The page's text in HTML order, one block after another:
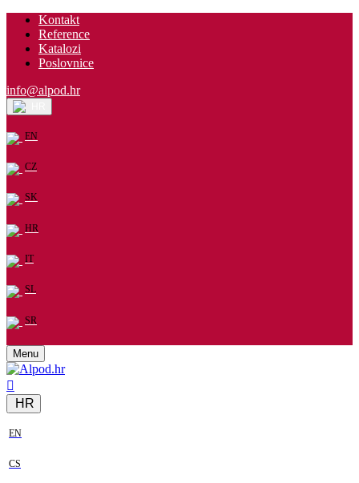
Kontakt
Reference
Katalozi
Poslovnice
info@alpod.hr
EN
CZ
SK
HR
IT
SL
SR
Menu
HR
EN
CS